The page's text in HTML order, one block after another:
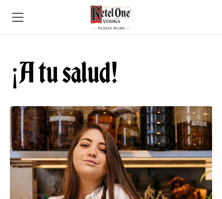
¡A tu salud!